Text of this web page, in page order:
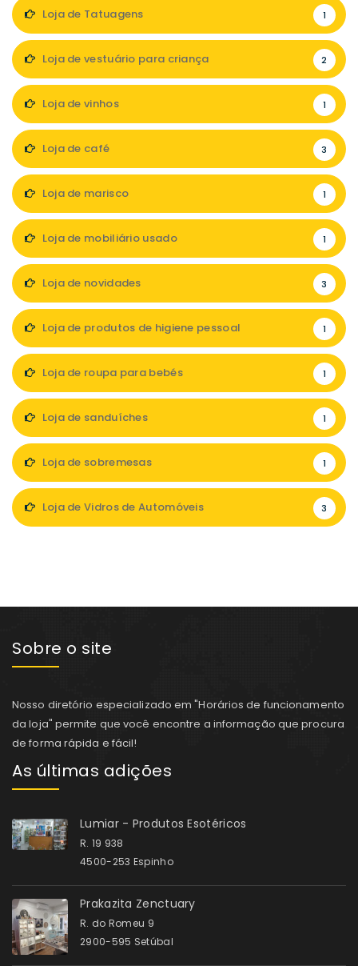
Loja de Tatuagens 1
Loja de vestuário para criança 2
Loja de vinhos 1
Loja de café 3
Loja de marisco 1
Loja de mobiliário usado 1
Loja de novidades 3
Loja de produtos de higiene pessoal 1
Loja de roupa para bebés 1
Loja de sanduíches 1
Loja de sobremesas 1
Loja de Vidros de Automóveis 3
Sobre o site
Nosso diretório especializado em "Horários de funcionamento
da loja" permite que você encontre a informação que procura
de forma rápida e fácil!
As últimas adições
Lumiar - Produtos Esotéricos
R. 19 938
4500-253 Espinho
Prakazita Zenctuary
R. do Romeu 9
2900-595 Setúbal